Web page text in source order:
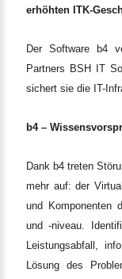
erhöhten ITK-
Der Software b4
Partners BSH IT
sichert sie die IT-
b4 –
Dank b4 treten
mehr auf: der
und Komponenten
und -niveau.
Leistungsabfall,
Lösung des